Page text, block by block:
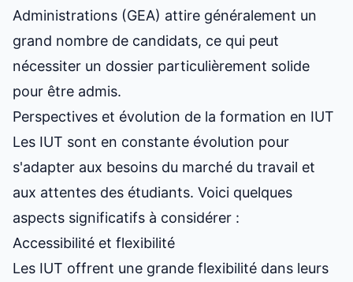
Administrations (GEA) attire généralement un
grand nombre de candidats, ce qui peut
nécessiter un dossier particulièrement solide
pour être admis.
Perspectives et évolution de la formation en IUT
Les IUT sont en constante évolution pour
s'adapter aux besoins du marché du travail et
aux attentes des étudiants. Voici quelques
aspects significatifs à considérer :
Accessibilité et flexibilité
Les IUT offrent une grande flexibilité dans leurs